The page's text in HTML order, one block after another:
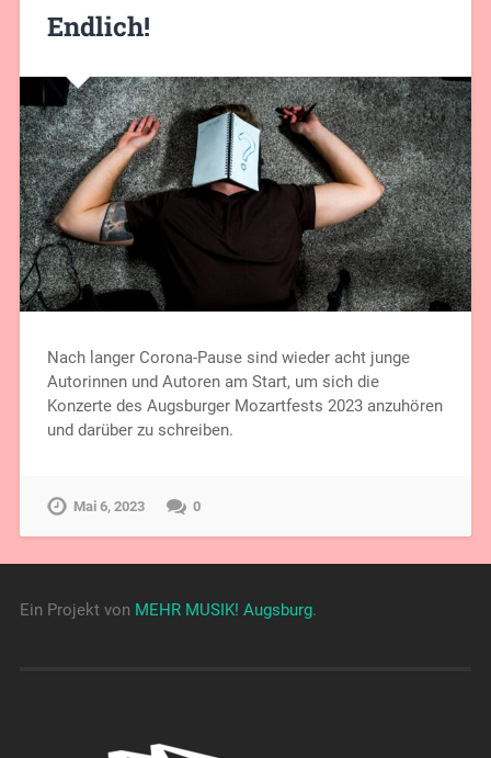
Endlich!
Nach langer Corona-Pause sind wieder acht junge
Autorinnen und Autoren am Start, um sich die
Konzerte des Augsburger Mozartfests 2023 anzuhören
und darüber zu schreiben.
Mai 6, 2023 0
Ein Projekt von MEHR MUSIK! Augsburg.